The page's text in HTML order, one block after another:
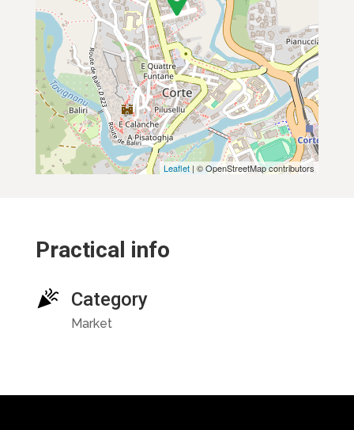
Leaflet | © OpenStreetMap contributors
Practical info
Category
Market